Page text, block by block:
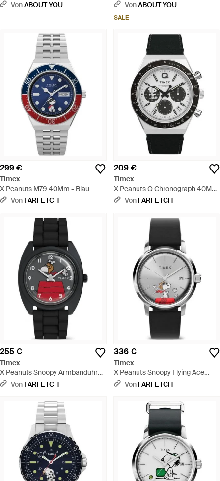
Snoopy Flying Ace - Schwarz
VonABOUT YOU Peanuts - Grau
VonABOUT YOU
SALE
299 €
Timex
X Peanuts M79 40Mm - Blau
Von FARFETCH
209 €
Timex
X Peanuts Q Chronograph 40Mm
- Schwarz
Von FARFETCH
255 €
Timex
X Peanuts Snoopy Armbanduhr
37Mm - Rot
Von FARFETCH
336 €
Timex
X Peanuts Snoopy Flying Ace
Armbanduhr 40Mm - Grau
Von FARFETCH